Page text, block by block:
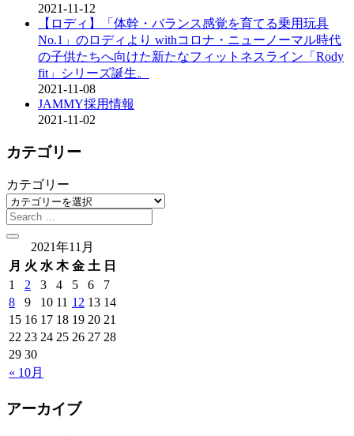
2021-11-12
【ロディ】「体幹・バランス感覚を育てる乗用玩具
No.1」のロディより withコロナ・ニューノーマル時代
の子供たちへ向けた新たなフィットネスライン「Rody
fit」シリーズ誕生。
2021-11-08
JAMMY採用情報
2021-11-02
カテゴリー
カテゴリー
2021年11月
月 火 水 木 金 土 日
« 10月
1 2 3 4 5 6
7
8
9 10 11 12 13 14
15 16 17 18 19 20 21
22 23 24 25 26 27 28
29 30
アーカイブ